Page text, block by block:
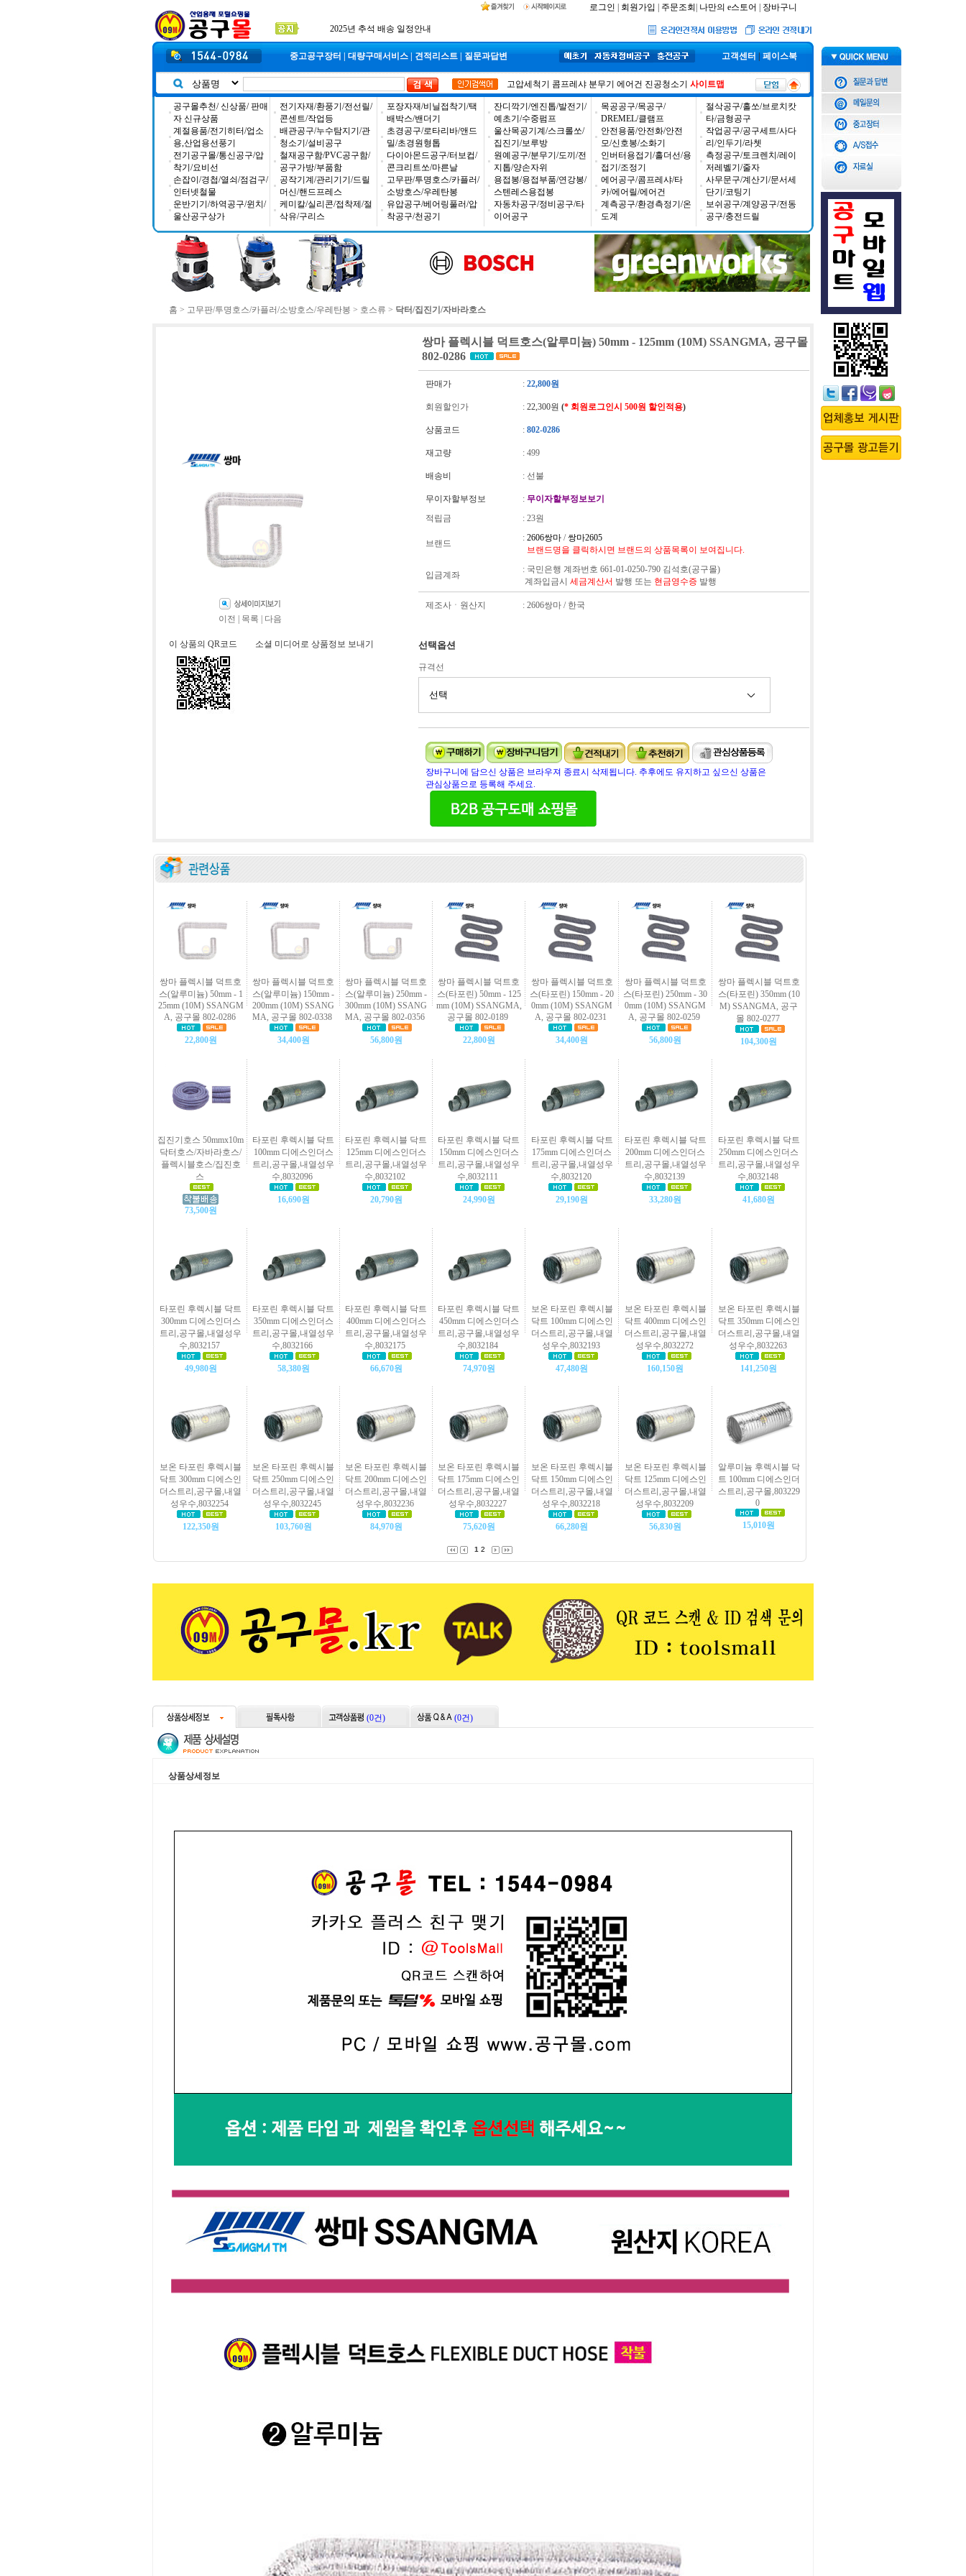
로그인 회원가입 주문조회 나만의 e스토어 장바구니
2025년 추석 배송 일정안내
중고공구장터 대량구매서비스 견적리스트 질문과답변 고객센터 페이스북
고압세척기 콤프레샤 분무기 에어건 진공청소기 사이트맵
공구몰추천/ 신상품/ 판매
자 신규상품
계절용품/전기히터/업소
용,산업용선풍기
전기공구몰/통신공구/압
착기/요비선
손잡이/경첩/열쇠/점검구/
인터넷철물
운반기기/하역공구/윈치/
울산공구상가
전기자재/환풍기/전선릴/
콘센트/작업등
배관공구/누수탐지기/관
청소기/설비공구
철재공구함/PVC공구함/
공구가방/부품함
공작기계/관리기기/드릴
머신/핸드프레스
케미칼/실리콘/접착제/절
삭유/구리스
포장자재/비닐접착기/택
배박스/밴더기
초경공구/로타리바/앤드
밀/초경원형톱
다이아몬드공구/터보컵/
콘크리트쏘/마른날
고무판/투명호스/카플러/
소방호스/우레탄봉
유압공구/베어링풀러/압
착공구/천공기
잔디깍기/엔진톱/발전기/
예초기/수중펌프
울산목공기계/스크롤쏘/
집진기/보루방
원예공구/분무기/도끼/전
지톱/양손자위
용접봉/용접부품/연강봉/
스텐레스용접봉
자동차공구/정비공구/타
이어공구
목공공구/목공구/
DREMEL/클램프
안전용품/안전화/안전
모/신호봉/소화기
인버터용접기/홀더선/용
접기/조정기
에어공구/콤프레샤/타
카/에어릴/에어건
계측공구/환경측정기/온
도계
절삭공구/홀쏘/브로치캇
타/금형공구
작업공구/공구세트/사다
리/인두기/라쳇
측정공구/토크렌치/레이
저레벨기/줄자
사무문구/계산기/문서세
단기/코팅기
보쉬공구/계양공구/전동
공구/충전드릴
홈 > 고무판/투명호스/카플러/소방호스/우레탄봉 > 호스류 > 닥터/집진기/자바라호스
이전 목록 다음
이 상품의 QR코드 소셜 미디어로 상품정보 보내기
쌍마 플렉시블 덕트호스(알루미늄) 50mm - 125mm (10M) SSANGMA, 공구몰
802-0286
판매가 : 22,800원
회원할인가 : 22,300원 (* 회원로그인시 500원 할인적용)
상품코드 : 802-0286
재고량 : 499
배송비 : 선불
무이자할부정보 : 무이자할부정보보기
적립금
: 23원
브랜드
: 2606쌍마 / 쌍마2605
브랜드명을 클릭하시면 브랜드의 상품목록이 보여집니다.
입금계좌
: 국민은행 계좌번호 661-01-0250-790 김석호(공구몰)
계좌입금시 세금계산서 발행 또는 현금영수증 발행
제조사ㆍ원산지 : 2606쌍마 / 한국
선택옵션
규격선
장바구니에 담으신 상품은 브라우져 종료시 삭제됩니다. 추후에도 유지하고 싶으신 상품은
관심상품으로 등록해 주세요.
쌍마 플렉시블 덕트호
스(알루미늄) 50mm - 1
25mm (10M) SSANGM
A, 공구몰 802-0286
22,800원
쌍마 플렉시블 덕트호
스(알루미늄) 150mm -
200mm (10M) SSANG
MA, 공구몰 802-0338
34,400원
쌍마 플렉시블 덕트호
스(알루미늄) 250mm -
300mm (10M) SSANG
MA, 공구몰 802-0356
56,800원
쌍마 플렉시블 덕트호
스(타포린) 50mm - 125
mm (10M) SSANGMA,
공구몰 802-0189
22,800원
쌍마 플렉시블 덕트호
스(타포린) 150mm - 20
0mm (10M) SSANGM
A, 공구몰 802-0231
34,400원
쌍마 플렉시블 덕트호
스(타포린) 250mm - 30
0mm (10M) SSANGM
A, 공구몰 802-0259
56,800원
쌍마 플렉시블 덕트호
스(타포린) 350mm (10
M) SSANGMA, 공구
몰 802-0277
104,300원
집진기호스 50mmx10m
닥터호스/자바라호스/
플렉시블호스/집진호
스
73,500원
타포린 후렉시블 닥트
100mm 디에스인더스
트리,공구몰,내열성우
수,8032096
16,690원
타포린 후렉시블 닥트
125mm 디에스인더스
트리,공구몰,내열성우
수,8032102
20,790원
타포린 후렉시블 닥트
150mm 디에스인더스
트리,공구몰,내열성우
수,8032111
24,990원
타포린 후렉시블 닥트
175mm 디에스인더스
트리,공구몰,내열성우
수,8032120
29,190원
타포린 후렉시블 닥트
200mm 디에스인더스
트리,공구몰,내열성우
수,8032139
33,280원
타포린 후렉시블 닥트
250mm 디에스인더스
트리,공구몰,내열성우
수,8032148
41,680원
타포린 후렉시블 닥트
300mm 디에스인더스
트리,공구몰,내열성우
수,8032157
49,980원
타포린 후렉시블 닥트
350mm 디에스인더스
트리,공구몰,내열성우
수,8032166
58,380원
타포린 후렉시블 닥트
400mm 디에스인더스
트리,공구몰,내열성우
수,8032175
66,670원
타포린 후렉시블 닥트
450mm 디에스인더스
트리,공구몰,내열성우
수,8032184
74,970원
보온 타포린 후렉시블
닥트 100mm 디에스인
더스트리,공구몰,내열
성우수,8032193
47,480원
보온 타포린 후렉시블
닥트 400mm 디에스인
더스트리,공구몰,내열
성우수,8032272
160,150원
보온 타포린 후렉시블
닥트 350mm 디에스인
더스트리,공구몰,내열
성우수,8032263
141,250원
보온 타포린 후렉시블
닥트 300mm 디에스인
더스트리,공구몰,내열
성우수,8032254
122,350원
보온 타포린 후렉시블
닥트 250mm 디에스인
더스트리,공구몰,내열
성우수,8032245
103,760원
보온 타포린 후렉시블
닥트 200mm 디에스인
더스트리,공구몰,내열
성우수,8032236
84,970원
보온 타포린 후렉시블
닥트 175mm 디에스인
더스트리,공구몰,내열
성우수,8032227
75,620원
보온 타포린 후렉시블
닥트 150mm 디에스인
더스트리,공구몰,내열
성우수,8032218
66,280원
보온 타포린 후렉시블
닥트 125mm 디에스인
더스트리,공구몰,내열
성우수,8032209
56,830원
알루미늄 후렉시블 닥
트 100mm 디에스인더
스트리,공구몰,803229
0
15,010원
1 2
(0건) (0건)
상품상세정보